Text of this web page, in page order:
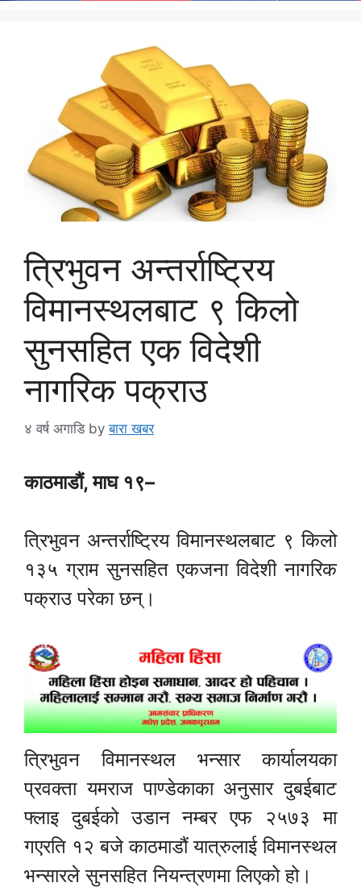
त्रिभुवन अन्तर्राष्ट्रिय
विमानस्थलबाट ९ किलो
सुनसहित एक विदेशी
नागरिक पक्राउ
४ वर्ष अगाडि byबारा खबर
काठमाडौं, माघ १९–
त्रिभुवन अन्तर्राष्ट्रिय विमानस्थलबाट ९ किलो
१३५ ग्राम सुनसहित एकजना विदेशी नागरिक
पक्राउ परेका छन्।
त्रिभुवन विमानस्थल भन्सार कार्यालयका
प्रवक्ता यमराज पाण्डेकाका अनुसार दुबईबाट
फ्लाइ दुबईको उडान नम्बर एफ २५७३ मा
गएरति १२ बजे काठमाडौं यात्रुलाई विमानस्थल
भन्सारले सुनसहित नियन्त्रणमा लिएको हो।